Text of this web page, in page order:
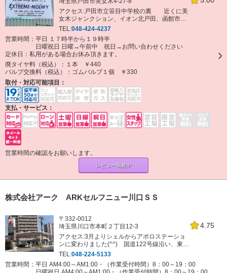
アクセス:戸田市立笹目中学校の裏 近くに美
女木ジャンクション、イオン北戸田、函館市場
があります。
TEL:048-424-4237
営業時間：平日 １７時半から１９時半
日曜祝日 日曜→午前中 祝日→お問い合わせください
定休日： 私用がある場合お休み頂きます。
廃タイヤ料（税込）： １本 ￥440
バルブ交換料（税込）： ゴムバルブ１個 ￥330
取付・対応可能項目：
支払・サービス：
営業時間の確認をお願いします。
レビュー掲載中
株式会社アーク ARKセルフニュー川口ＳＳ
4.75
〒332-0012
埼玉県川口市本町２丁目12-3
アクセス:3月よりシェルからアポロステーショ
ンに変わりました(^^) 国道122号線沿い、東京
方面よりお越しのお客様は、新荒川大橋を渡り
手にあるアポロステーション（ガソリンスタン
TEL:048-224-5133
営業時間：平日 AM4:00～AM1:00・（作業受付時間）8：00～19：00